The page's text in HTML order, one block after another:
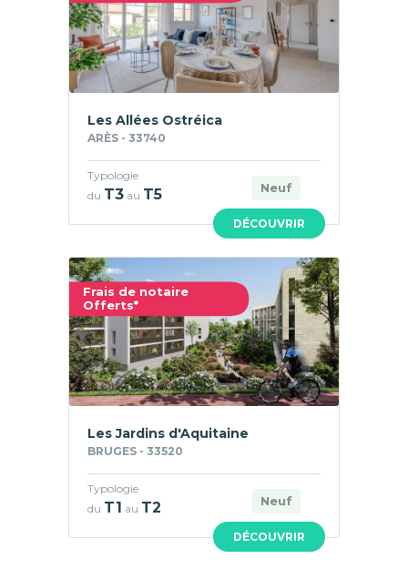
DÉCOUVRIR
Les Allées Ostréica
ARÈS - 33740
Neuf
Typologie
du T3 au T5
Frais de notaire
Offerts*
DÉCOUVRIR
Les Jardins d'Aquitaine
BRUGES - 33520
Neuf
Typologie
du T1 au T2